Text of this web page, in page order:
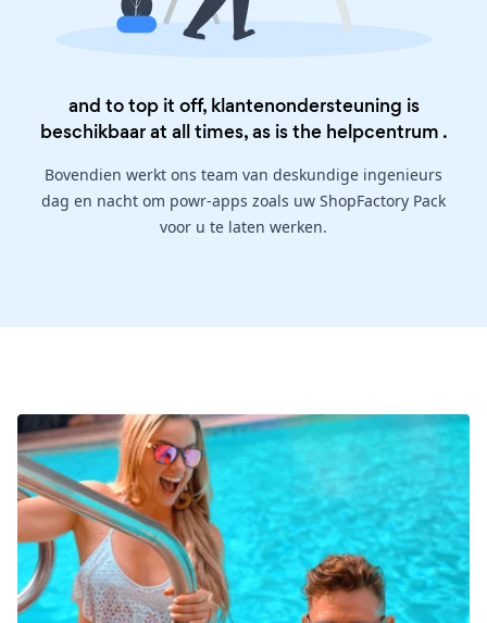
and to top it off, klantenondersteuning is
beschikbaar at all times, as is the helpcentrum .
Bovendien werkt ons team van deskundige ingenieurs
dag en nacht om powr-apps zoals uw ShopFactory Pack
voor u te laten werken.